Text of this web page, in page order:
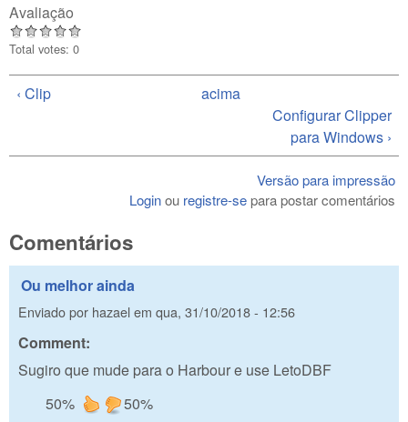
Avaliação
Total votes: 0
‹ Clip
acima
Configurar Clipper
para Windows ›
Versão para impressão
Loginou registre-separa postar comentários
Comentários
Ou melhor ainda
Enviado por hazaelem qua, 31/10/2018 - 12:56
Comment:
Sugiro que mude para o Harbour e use LetoDBF
50%
50%